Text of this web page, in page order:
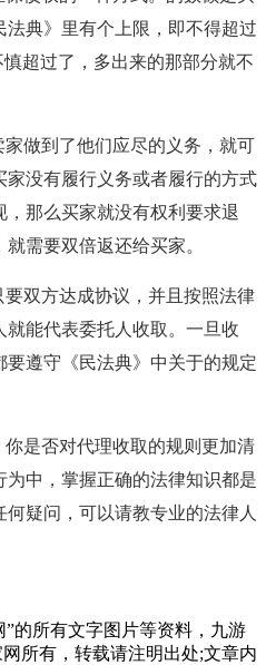
典》里有个上限，即不得超过
超过了，多出来的那部分就不
做到了他们应尽的义务，就可
家没有履行义务或者履行的方式
那么买家就没有权利要求退
需要双倍返还给买家。
双方达成协议，并且按照法律
能代表委托人收取。一旦收
遵守《民法典》中关于的规定
是否对代理收取的规则更加清
中，掌握正确的法律知识都是
疑问，可以请教专业的法律人
的所有文字图片等资料，九游
所有，转载请注明出处;文章内